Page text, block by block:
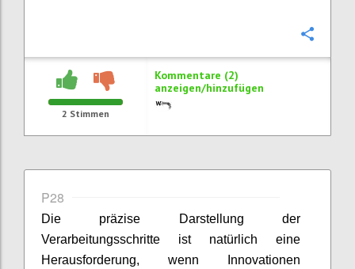
2 Stimmen
Kommentare (2)
anzeigen/hinzufügen
P28
Die präzise Darstellung der
Verarbeitungsschritte ist natürlich eine
Herausforderung, wenn Innovationen